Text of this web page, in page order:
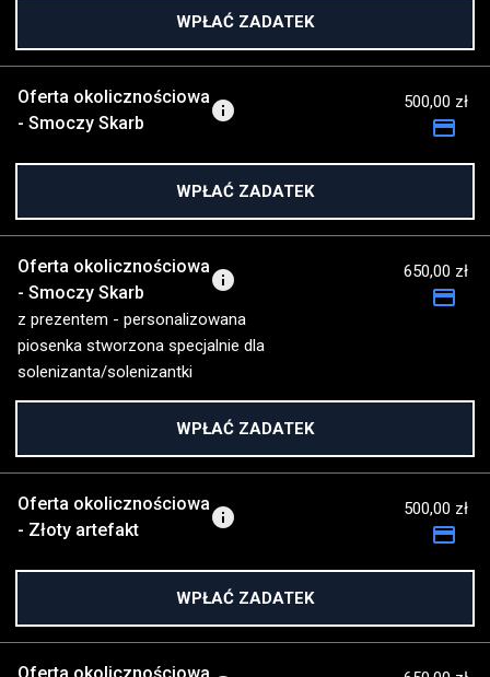
WPŁAĆ ZADATEK
Oferta okolicznościowa
- Smoczy Skarb
info 500,00 zł
payment
WPŁAĆ ZADATEK
Oferta okolicznościowa
- Smoczy Skarb
info
z prezentem - personalizowana
piosenka stworzona specjalnie dla
solenizanta/solenizantki
650,00 zł
payment
WPŁAĆ ZADATEK
Oferta okolicznościowa
- Złoty artefakt
info 500,00 zł
payment
WPŁAĆ ZADATEK